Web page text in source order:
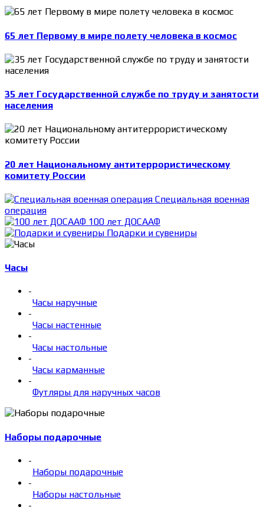
65 лет Первому в мире полету человека в космос
35 лет Государственной службе по труду и занятости
населения
20 лет Национальному антитеррористическому
комитету России
Специальная военная
операция
100 лет ДОСААФ
Подарки и сувениры
Часы
-
Часы наручные
-
Часы настенные
-
Часы настольные
-
Часы карманные
-
Футляры для наручных часов
Наборы подарочные
-
Наборы подарочные
-
Наборы настольные